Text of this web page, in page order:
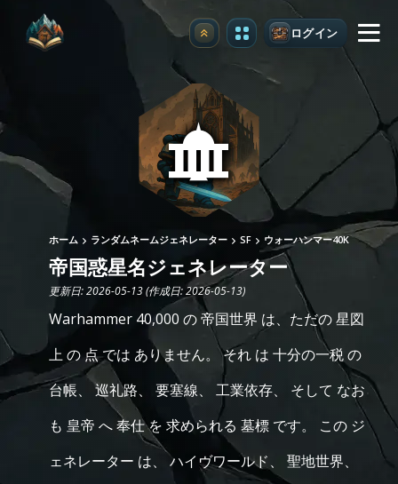
アップグレード ログイン
ホーム ランダムネームジェネレーター SF ウォーハンマー40K
帝国惑星名ジェネレーター
更新日: 2026-05-13 (作成日: 2026-05-13)
Warhammer 40,000 の 帝国世界 は、ただの 星図
上 の 点 では ありません。 それ は 十分の一税 の
台帳、 巡礼路、 要塞線、 工業依存、 そして なお
も 皇帝 へ 奉仕 を 求められる 墓標 です。 この ジ
ェネレーター は、 ハイヴワールド、 聖地世界、